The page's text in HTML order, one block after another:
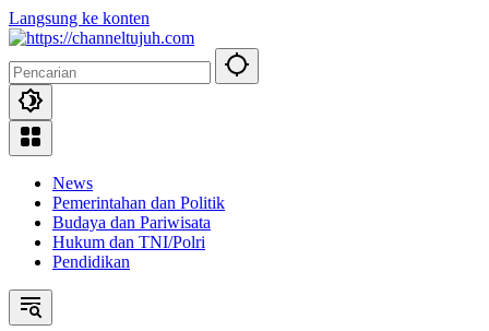
Langsung ke konten
News
Pemerintahan dan Politik
Budaya dan Pariwisata
Hukum dan TNI/Polri
Pendidikan